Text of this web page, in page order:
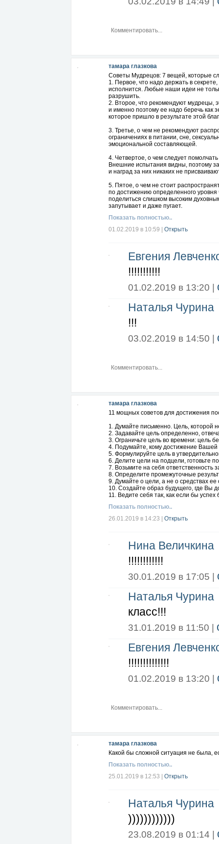
тамара глазкова
Советы Мудрецов: 7 вещей, которые
1. Первое, что надо держать в
исполнится. Любые наши идеи не
разрушить.
2. Второе, что рекомендуют мудрецы,
и именно поэтому ее надо беречь как
которое пришло в результате этой
3. Третье, о чем не рекомендуют
ограничениях в питании, сне,
эмоциональной составляющей.
4. Четвертое, о чем следует
Внешние испытания видны, поэтому
и наград за них никаких не
5. Пятое, о чем не стоит
по достижению определенного
поделиться слишком высоким
запутывает и даже пугает.
6. Шестое, чем не стоит особенно
Запомните: чем меньше вы говорите о
энергии, которая накопилась в
можно запачкать сознание. И
отличается от человека, который
Показать полностью..
01.02.2019 в 10:59
Открыть
Евгения
!!!!!!!!!!!
01.02.2019 в 13:20 |
Наталья Чурина
!!!
03.02.2019 в 14:50 |
тамара глазкова
11 мощных советов для достижения
1. Думайте письменно. Цель, которой
2. Задавайте цель определенно,
3. Ограничьте цель во времени: цель
4. Подумайте, кому достижение Вашей
5. Формулируйте цель в
6. Делите цели на подцели, готовьте
7. Возьмите на себя ответственность
8. Определите промежуточные
9. Думайте о цели, а не о средствах
10. Создайте образ будущего, где Вы
11. Ведите себя так, как если бы
Показать полностью..
26.01.2019 в 14:23
Открыть
Нина Величкина
!!!!!!!!!!!!
30.01.2019 в 17:05 |
Наталья Чурина
класс!!!
31.01.2019 в 11:50 |
Евгения
!!!!!!!!!!!!!!
01.02.2019 в 13:20 |
тамара глазкова
Какой бы сложной ситуация не была,
Показать полностью..
25.01.2019 в 12:53
Открыть
Наталья Чурина
))))))))))))
23.08.2019 в 01:14 |